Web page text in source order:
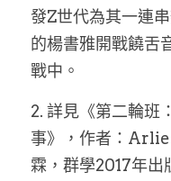
發Z世代為其一連
的楊書雅開戰饒舌
戰中。
2. 詳見《第二輪班
事》，作者：
霖，群學2017年出